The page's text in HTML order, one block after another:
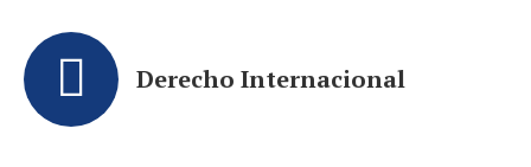
Derecho Internacional